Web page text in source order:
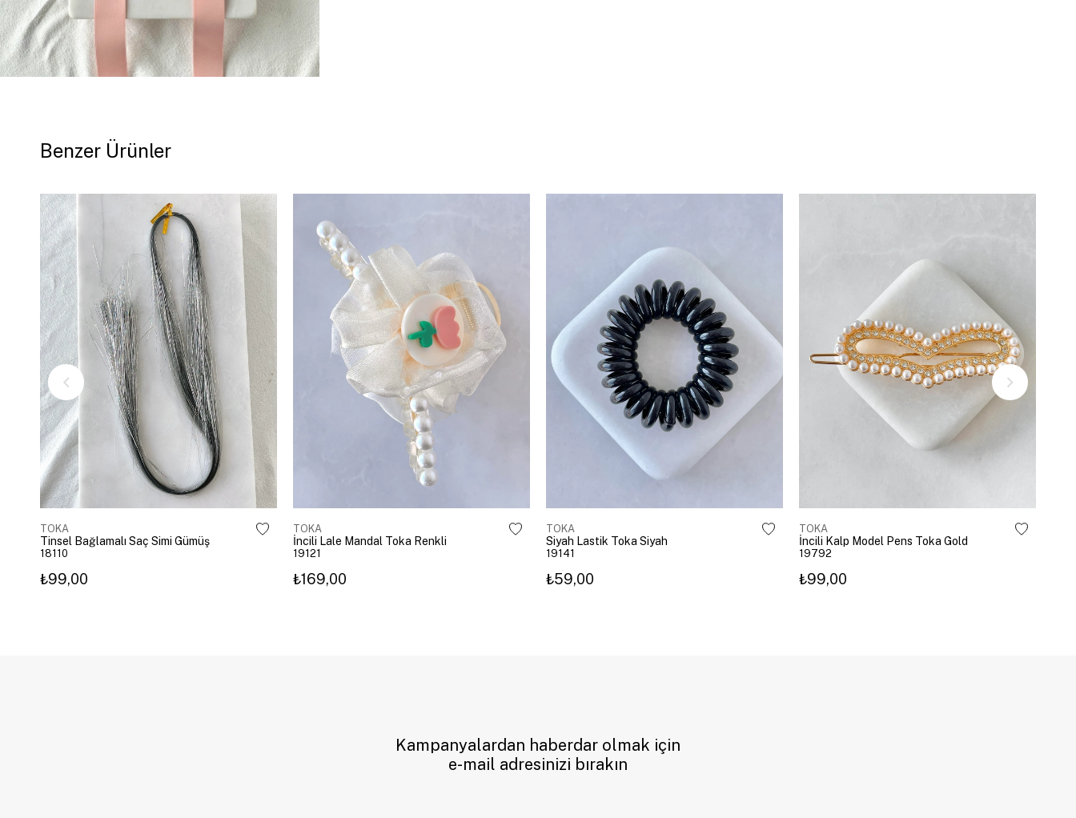
Benzer Ürünler
TOKA
Tinsel Bağlamalı Saç Simi Gümüş
18110
₺99,00
TOKA
İncili Lale Mandal Toka Renkli
19121
₺169,00
TOKA
Siyah Lastik Toka Siyah
19141
₺59,00
TOKA
İncili Kalp Model Pens Toka Gold
19792
₺99,00
Kampanyalardan haberdar olmak için
e-mail adresinizi bırakın